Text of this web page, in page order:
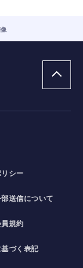
シー
送信について
規約
づく表記